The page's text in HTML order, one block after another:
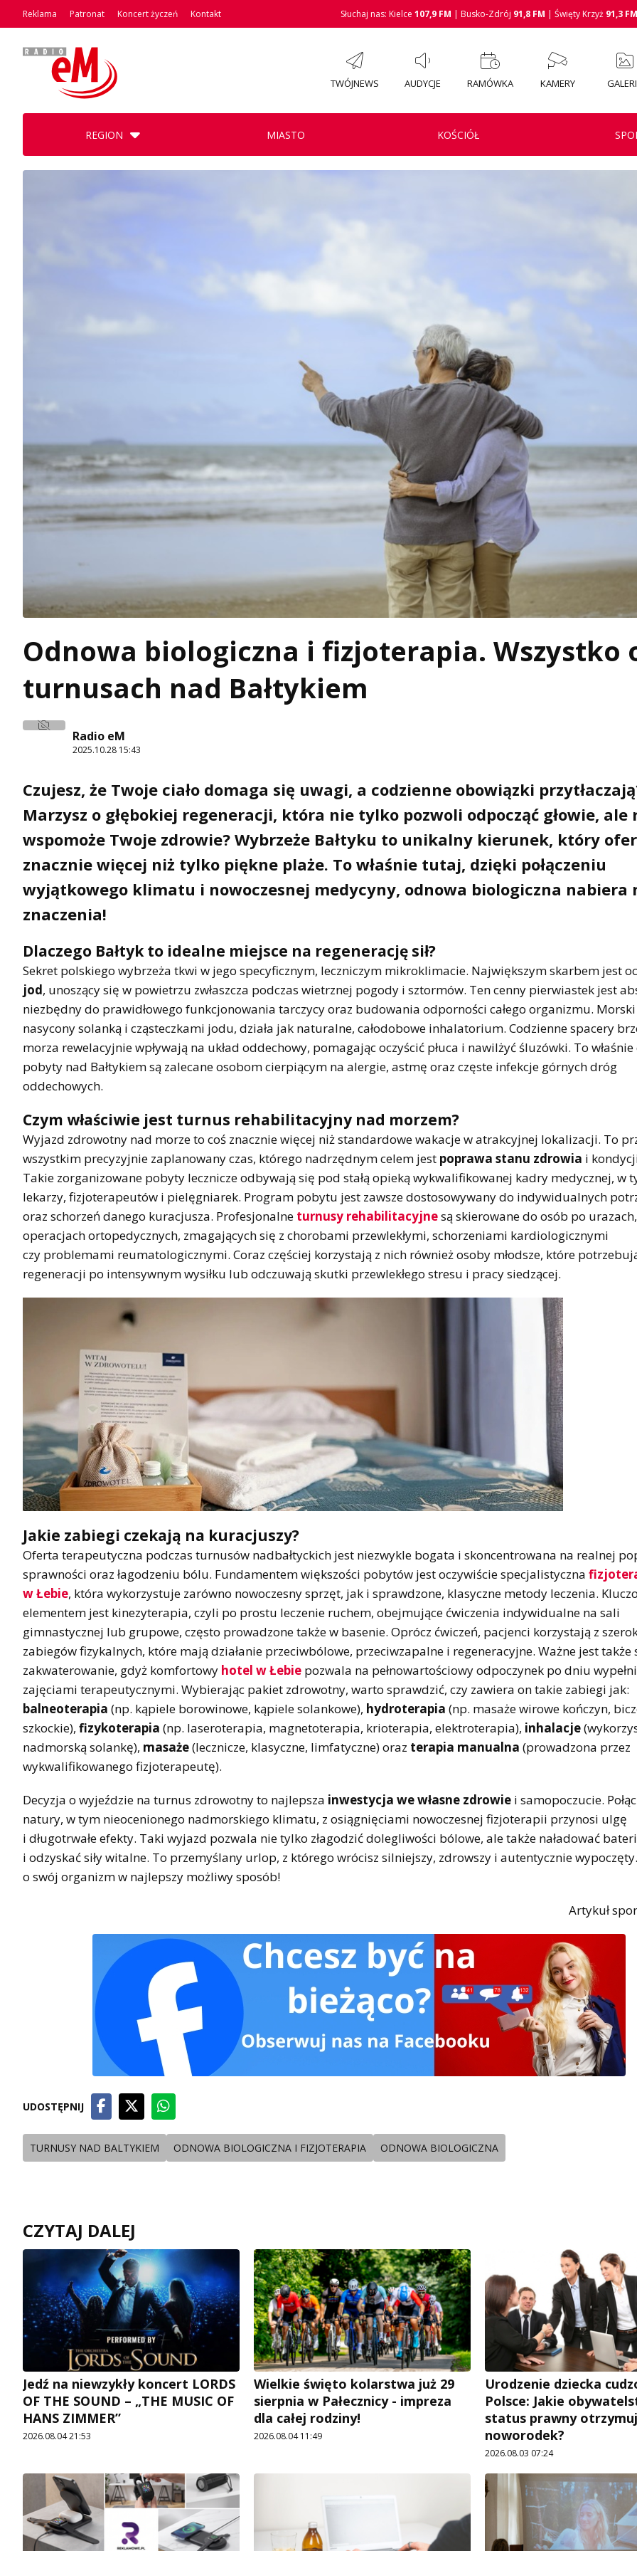
Reklama Patronat Koncert życzeń Kontakt Słuchaj nas: Kielce 107,9 FM | Busko-Zdrój 91,8 FM | Święty Krzyż 91,3 FM
TWÓJNEWS AUDYCJE RAMÓWKA KAMERY
REGION MIASTO KOŚCIÓŁ
Odnowa biologiczna i fizjoterapia. Wszystko
turnusach nad Bałtykiem
Radio eM
2025.10.28 15:43
Czujesz, że Twoje ciało domaga się uwagi, a codzienne obowiązki
Marzysz o głębokiej regeneracji, która nie tylko pozwoli odpocząć głowie, ale
wspomoże Twoje zdrowie? Wybrzeże Bałtyku to unikalny kierunek, który
znacznie więcej niż tylko piękne plaże. To właśnie tutaj, dzięki połączeniu
wyjątkowego klimatu i nowoczesnej medycyny, odnowa biologiczna nabiera
znaczenia!
Dlaczego Bałtyk to idealne miejsce na regenerację sił?
Sekret polskiego wybrzeża tkwi w jego specyficznym, leczniczym mikroklimacie. Największym skarbem jest
jod, unoszący się w powietrzu zwłaszcza podczas wietrznej pogody i sztormów. Ten cenny pierwiastek jest
niezbędny do prawidłowego funkcjonowania tarczycy oraz budowania odporności całego organizmu.
nasycony solanką i cząsteczkami jodu, działa jak naturalne, całodobowe inhalatorium. Codzienne spacery
morza rewelacyjnie wpływają na układ oddechowy, pomagając oczyścić płuca i nawilżyć śluzówki. To
pobyty nad Bałtykiem są zalecane osobom cierpiącym na alergie, astmę oraz częste infekcje górnych dróg
oddechowych.
Czym właściwie jest turnus rehabilitacyjny nad morzem?
Wyjazd zdrowotny nad morze to coś znacznie więcej niż standardowe wakacje w atrakcyjnej lokalizacji. To
wszystkim precyzyjnie zaplanowany czas, którego nadrzędnym celem jest poprawa stanu zdrowia i
Takie zorganizowane pobyty lecznicze odbywają się pod stałą opieką wykwalifikowanej kadry medycznej, w
lekarzy, fizjoterapeutów i pielęgniarek. Program pobytu jest zawsze dostosowywany do indywidualnych
oraz schorzeń danego kuracjusza. Profesjonalne turnusy rehabilitacyjnesą skierowane do osób po urazach,
operacjach ortopedycznych, zmagających się z chorobami przewlekłymi, schorzeniami kardiologicznymi
czy problemami reumatologicznymi. Coraz częściej korzystają z nich również osoby młodsze, które
regeneracji po intensywnym wysiłku lub odczuwają skutki przewlekłego stresu i pracy siedzącej.
Jakie zabiegi czekają na kuracjuszy?
Oferta terapeutyczna podczas turnusów nadbałtyckich jest niezwykle bogata i skoncentrowana na realnej
sprawności oraz łagodzeniu bólu. Fundamentem większości pobytów jest oczywiście specjalistyczna
w Łebie, która wykorzystuje zarówno nowoczesny sprzęt, jak i sprawdzone, klasyczne metody leczenia.
elementem jest kinezyterapia, czyli po prostu leczenie ruchem, obejmujące ćwiczenia indywidualne na sali
gimnastycznej lub grupowe, często prowadzone także w basenie. Oprócz ćwiczeń, pacjenci korzystają z
zabiegów fizykalnych, które mają działanie przeciwbólowe, przeciwzapalne i regeneracyjne. Ważne jest także
zakwaterowanie, gdyż komfortowy hotel w Łebie pozwala na pełnowartościowy odpoczynek po dniu
zajęciami terapeutycznymi. Wybierając pakiet zdrowotny, warto sprawdzić, czy zawiera on takie zabiegi jak:
balneoterapia (np. kąpiele borowinowe, kąpiele solankowe), hydroterapia (np. masaże wirowe kończyn,
szkockie), fizykoterapia (np. laseroterapia, magnetoterapia, krioterapia, elektroterapia), inhalacje
nadmorską solankę), masaże(lecznicze, klasyczne, limfatyczne) oraz terapia manualna (prowadzona przez
wykwalifikowanego fizjoterapeutę).
Decyzja o wyjeździe na turnus zdrowotny to najlepsza inwestycja we własne zdrowie i samopoczucie.
natury, w tym nieocenionego nadmorskiego klimatu, z osiągnięciami nowoczesnej fizjoterapii przynosi ulgę
i długotrwałe efekty. Taki wyjazd pozwala nie tylko złagodzić dolegliwości bólowe, ale także naładować
i odzyskać siły witalne. To przemyślany urlop, z którego wrócisz silniejszy, zdrowszy i autentycznie
o swój organizm w najlepszy możliwy sposób!
Artykuł
UDOSTĘPNIJ
TURNUSY NAD BALTYKIEM ODNOWA BIOLOGICZNA I FIZJOTERAPIA ODNOWA BIOLOGICZNA
CZYTAJ DALEJ
Jedź na niewzykły koncert LORDS
OF THE SOUND – „THE MUSIC OF
HANS ZIMMER”
2026.08.04 21:53
Wielkie święto kolarstwa już 29
sierpnia w Pałecznicy - impreza
dla całej rodziny!
2026.08.04 11:49
Urodzenie dziecka
Polsce: Jakie
status prawny
noworodek?
2026.08.03 07:24